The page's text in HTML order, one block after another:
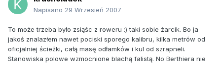
Napisano 29 Wrzesień 2007
To może trzeba było zsiąśc z roweru :) taki sobie żarcik. Bo ja
jakoś znalazłem nawet pociski sporego kalibru, kilka metrów od
oficjalniej ścieżki, całą masę odłamków i kul od szrapneli.
Stanowiska polowe wzmocnione blachą falistą. No Berthiera nie